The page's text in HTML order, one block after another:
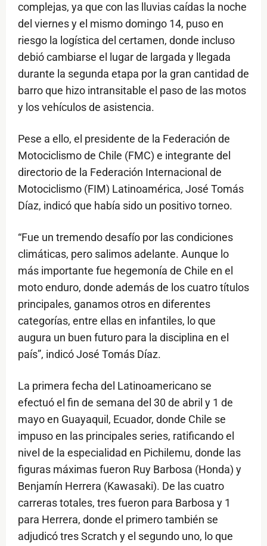
complejas, ya que con las lluvias caídas la noche
del viernes y el mismo domingo 14, puso en
riesgo la logística del certamen, donde incluso
debió cambiarse el lugar de largada y llegada
durante la segunda etapa por la gran cantidad de
barro que hizo intransitable el paso de las motos
y los vehículos de asistencia.
Pese a ello, el presidente de la Federación de
Motociclismo de Chile (FMC) e integrante del
directorio de la Federación Internacional de
Motociclismo (FIM) Latinoamérica, José Tomás
Díaz, indicó que había sido un positivo torneo.
“Fue un tremendo desafío por las condiciones
climáticas, pero salimos adelante. Aunque lo
más importante fue hegemonía de Chile en el
moto enduro, donde además de los cuatro títulos
principales, ganamos otros en diferentes
categorías, entre ellas en infantiles, lo que
augura un buen futuro para la disciplina en el
país”, indicó José Tomás Díaz.
La primera fecha del Latinoamericano se
efectuó el fin de semana del 30 de abril y 1 de
mayo en Guayaquil, Ecuador, donde Chile se
impuso en las principales series, ratificando el
nivel de la especialidad en Pichilemu, donde las
figuras máximas fueron Ruy Barbosa (Honda) y
Benjamín Herrera (Kawasaki). De las cuatro
carreras totales, tres fueron para Barbosa y 1
para Herrera, donde el primero también se
adjudicó tres Scratch y el segundo uno, lo que